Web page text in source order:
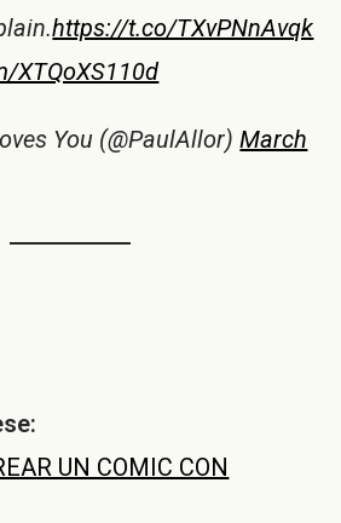
https://t.co/TXvPNnAvqk
XTQoXS110d
You (@PaulAllor)March
UN COMIC CON